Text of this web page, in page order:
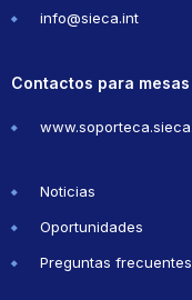
info@sieca.int
Contactos para
Noticias
Oportunidades
Preguntas frecuentes